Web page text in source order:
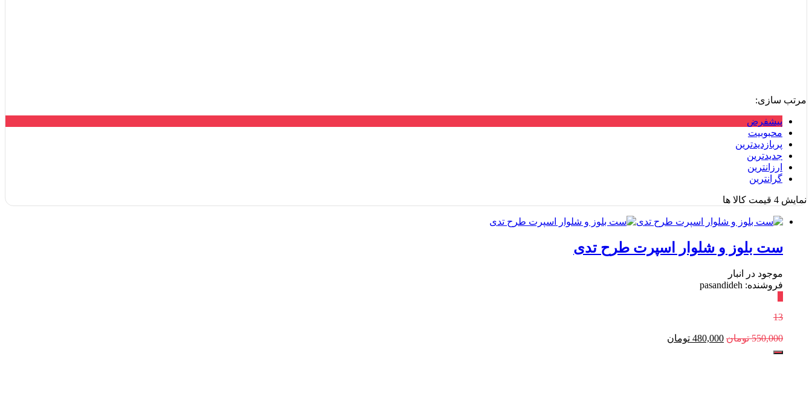
مرتب سازی:
پیشفرض
محبوبیت
پربازدیدترین
جدیدترین
ارزانترین
گرانترین
نمایش 4 قیمت کالا ها
ست بلوز و شلوار اسپرت طرح تدی
موجود در انبار
فروشنده: pasandideh
13
550,000 تومان 480,000 تومان